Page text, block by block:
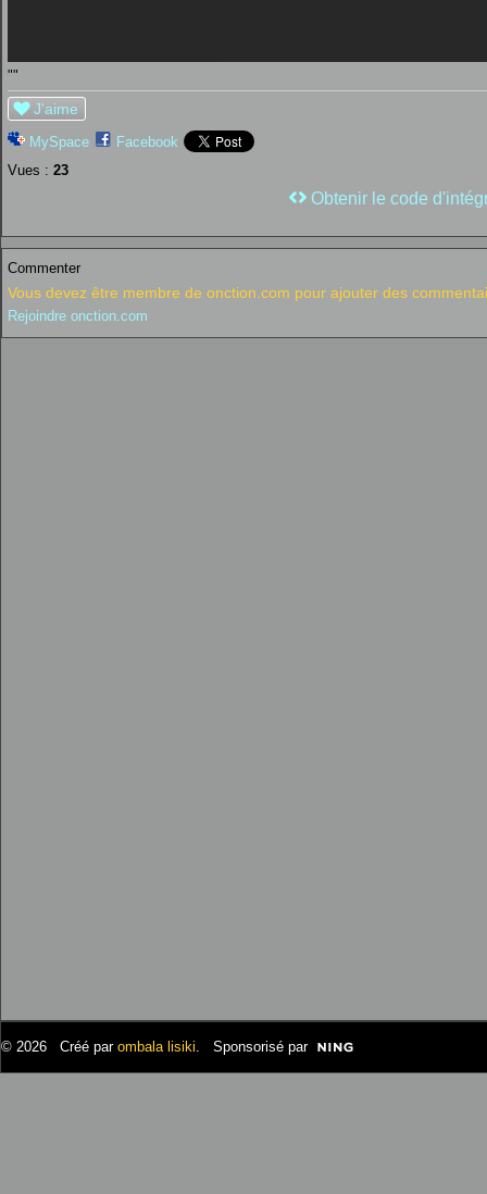
""
J'aime
MySpace
Facebook
Vues : 23
Obtenir le code
Commenter
Vous devez être membre de onction.com pour ajouter des
Rejoindre onction.com
© 2026 Créé par ombala lisiki. Sponsorisé par